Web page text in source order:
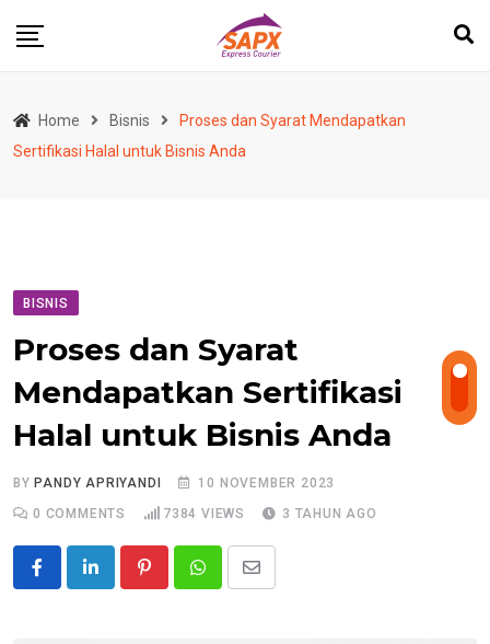
Home Bisnis
Proses dan Syarat Mendapatkan
Sertifikasi Halal untuk Bisnis Anda
BISNIS
Proses dan Syarat
Mendapatkan Sertifikasi
Halal untuk Bisnis Anda
BY PANDY APRIYANDI
10 NOVEMBER 2023
0 COMMENTS 7384 VIEWS 3 TAHUN AGO
PinterestWhatsappShare